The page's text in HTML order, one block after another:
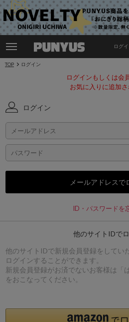
ログ
TOP ログイン
ログインもしくは会
お気に入りに追加さ
ログイン
ID・パスワードを
他のサイトIDで
他のサイトIDで新規会員登録をしてい
ログインすることができます。
新規会員登録がお済でないお客様は「
をおこなってください。